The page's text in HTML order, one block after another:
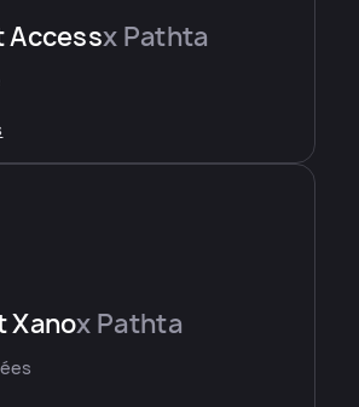
Accessx Pathta
Xanox Pathta